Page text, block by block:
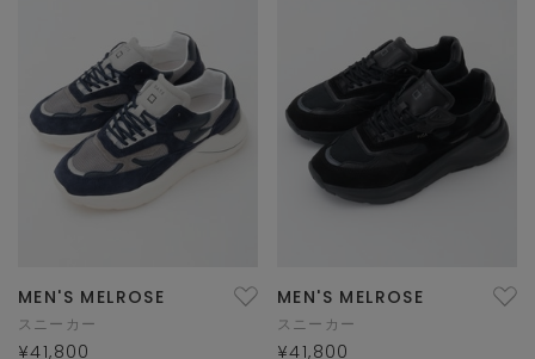
MEN'S MELROSE
スニーカー
¥41,800
MEN'S MELROSE
スニーカー
¥41,800